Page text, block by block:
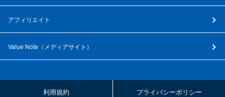
アフィリエイト
Value Note（ メディアサイト ）
利用規約 プライバシーポリシー